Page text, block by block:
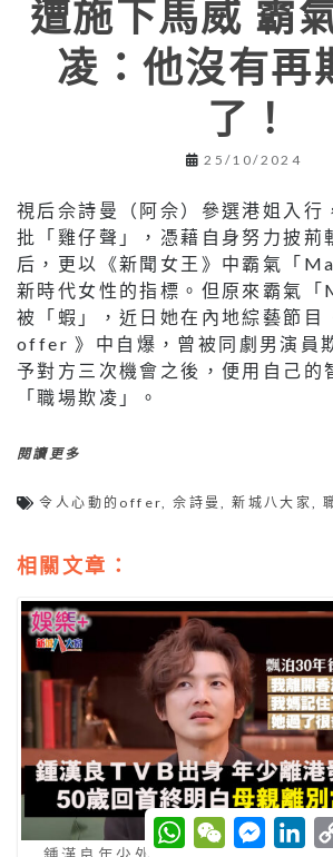
遭施下馬威 霸
凌：他沒有再
了！
25/10/2024
視后佘詩曼（阿佘）參選港姐入行
批「雞仔聲」，憑藉自身努力披荊
后，更以《新聞女王》中霸氣「
新時代女性的指標。但原來霸氣「
被「蝦」，近日她在內地綜藝節目
offer 》中自爆，曾被同劇男演員
予對方三次機會之後，便用自己的
「職場欺凌」。
閱讀更多
令人心動的offer,佘詩曼,新城八大家,
相關文章：
W
h
W
e
M
e
L